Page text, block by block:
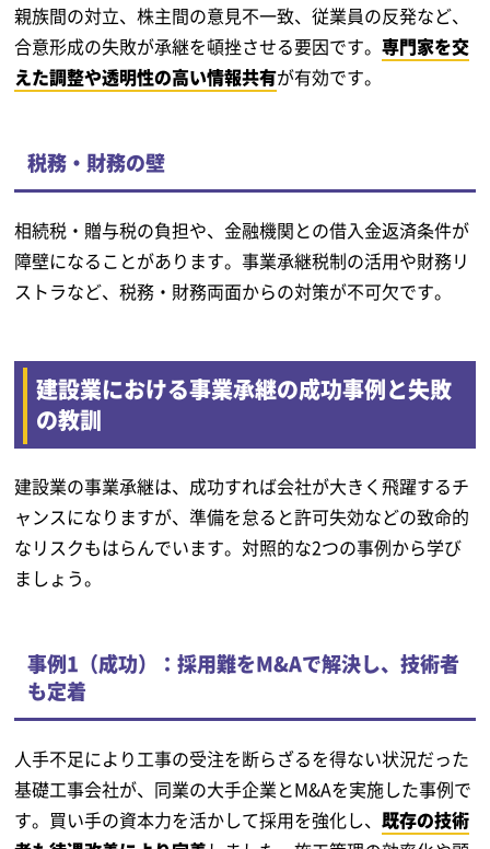
親族間の対立、株主間の意見不一致、従業員の反発など、
合意形成の失敗が承継を頓挫させる要因です。専門家を交
えた調整や透明性の高い情報共有が有効です。
税務・財務の壁
相続税・贈与税の負担や、金融機関との借入金返済条件が
障壁になることがあります。事業承継税制の活用や財務リ
ストラなど、税務・財務両面からの対策が不可欠です。
建設業における事業承継の成功事例と失敗
の教訓
建設業の事業承継は、成功すれば会社が大きく飛躍するチ
ャンスになりますが、準備を怠ると許可失効などの致命的
なリスクもはらんでいます。対照的な2つの事例から学び
ましょう。
事例1（成功）：採用難をM&Aで解決し、技術者
も定着
人手不足により工事の受注を断らざるを得ない状況だった
基礎工事会社が、同業の大手企業とM&Aを実施した事例で
す。買い手の資本力を活かして採用を強化し、既存の技術